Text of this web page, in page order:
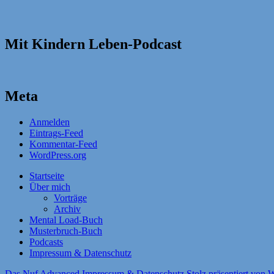
Mit Kindern Leben-Podcast
Meta
Anmelden
Eintrags-Feed
Kommentar-Feed
WordPress.org
Startseite
Über mich
Vorträge
Archiv
Mental Load-Buch
Musterbruch-Buch
Podcasts
Impressum & Datenschutz